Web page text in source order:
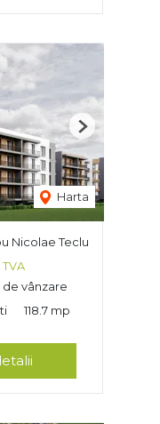
Harta
Next
Nicolae Teclu
TVA
vânzare
118.7 mp